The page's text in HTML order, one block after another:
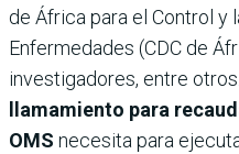
de África para el Control y
Enfermedades (CDC de
investigadores, entre
llamamiento para
OMS necesita para